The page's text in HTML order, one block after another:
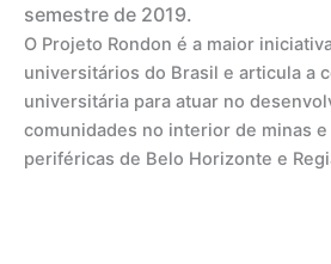
semestre de 2019.
O Projeto Rondon é a maior
universitários do Brasil e articula a
universitária para atuar no
comunidades no interior de minas
periféricas de Belo Horizonte e